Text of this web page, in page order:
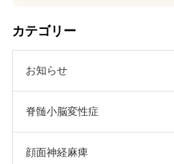
カテゴリー
お知らせ
脊髄小脳変性症
顔面神経麻痺